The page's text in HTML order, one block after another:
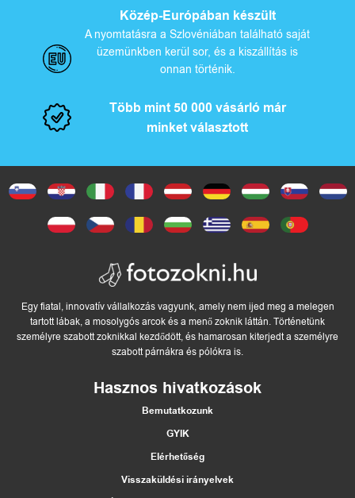
Közép-Európában készült
A nyomtatásra a Szlovéniában található saját
üzemünkben kerül sor, és a kiszállítás is
onnan történik.
Több mint 50 000 vásárló már
minket választott
Egy fiatal, innovatív vállalkozás vagyunk, amely nem ijed meg a melegen
tartott lábak, a mosolygós arcok és a menő zoknik láttán. Történetünk
személyre szabott zoknikkal kezdődött, és hamarosan kiterjedt a személyre
szabott párnákra és pólókra is.
Hasznos hivatkozások
Bemutatkozunk
GYIK
Elérhetőség
Visszaküldési irányelvek